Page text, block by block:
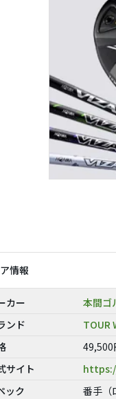
情報
カー
本間ゴ
ンド
TOUR
49,500
サイト
ック
番手（